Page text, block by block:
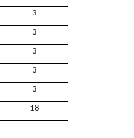
3
3
3
3
3
18